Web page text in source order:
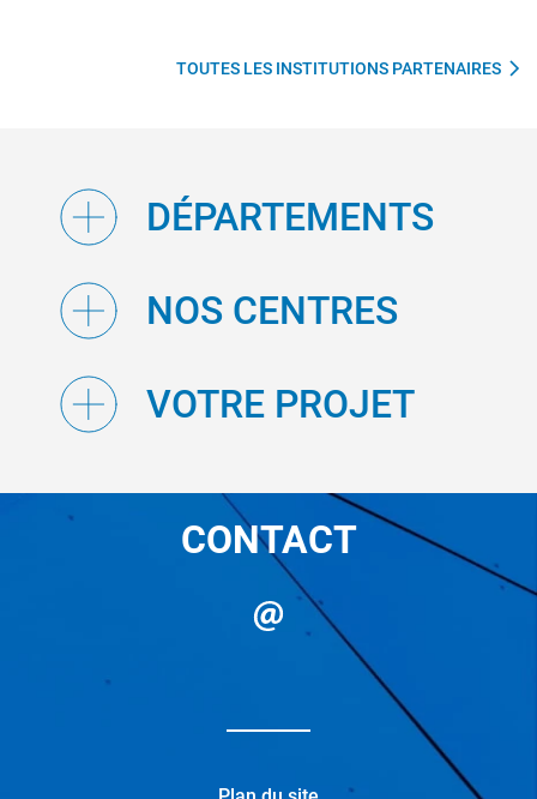
TOUTES LES INSTITUTIONS PARTENAIRES
DÉPARTEMENTS
NOS CENTRES
VOTRE PROJET
CONTACT